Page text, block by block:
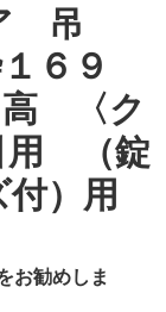
吊
６９
高 〈ク
用 （錠
）用
お勧めしま